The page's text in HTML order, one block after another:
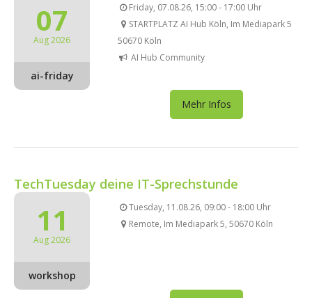
07
Aug 2026
ai-friday
Friday, 07.08.26, 15:00 - 17:00 Uhr
STARTPLATZ AI Hub Köln, Im Mediapark 5
50670 Köln
AI Hub Community
Mehr Infos
TechTuesday deine IT-Sprechstunde
11
Aug 2026
workshop
Tuesday, 11.08.26, 09:00 - 18:00 Uhr
Remote, Im Mediapark 5, 50670 Köln